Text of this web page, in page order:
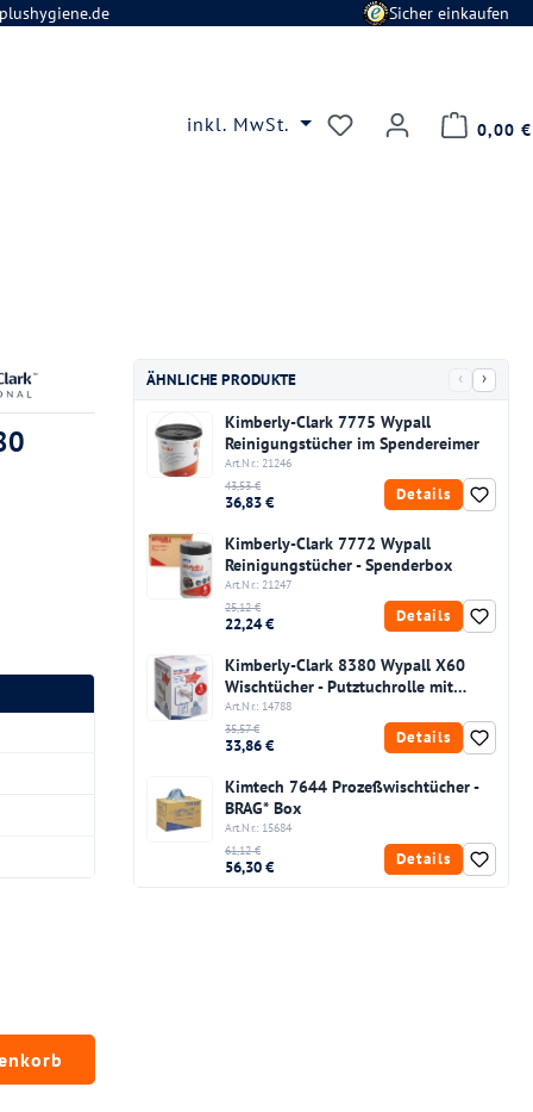
Sicher einkaufen
inkl. MwSt. Du hast 0 0,00 €
Wert ein oder benutze die
ÄHNLICHE PRODUKTE ‹ ›
Kimberly-Clark 7775 Wypall
Reinigungstücher im Spendereimer
Art.Nr.: 21246
43,53 €
36,83 € Details
Kimberly-Clark 7772 Wypall
Reinigungstücher - Spenderbox
Art.Nr.: 21247
25,12 €
22,24 € Details
Kimberly-Clark 8380 Wypall X60
Wischtücher - Putztuchrolle mit
Zentralentnahme
Art.Nr.: 14788
35,57 €
33,86 € Details
Kimtech 7644 Prozeßwischtücher -
BRAG* Box
Art.Nr.: 15684
61,12 €
56,30 € Details